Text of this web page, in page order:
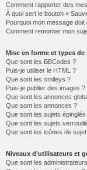
Comment rapporter des
À quoi sert le bouton «
Pourquoi mon message doit
Comment remonter mon
Mise en forme et types de
Que sont les BBCodes ?
Puis-je utiliser le HTML ?
Que sont les smileys ?
Puis-je publier des images ?
Que sont les annonces
Que sont les annonces ?
Que sont les sujets épinglés
Que sont les sujets
Que sont les icônes de
Niveaux d’utilisateurs et
Que sont les